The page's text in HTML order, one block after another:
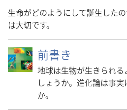
生命がどのようにして誕生した
は大切です。
前書き
地球は生物が生きられ
しょうか。進化論は事
か。